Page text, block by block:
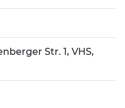
Str. 1, VHS,